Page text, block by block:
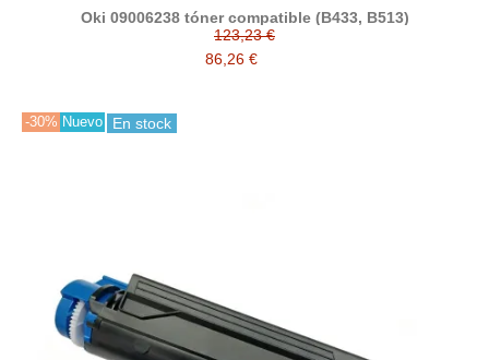
Oki 09006238 tóner compatible (B433, B513)
123,23 €
86,26 €
-30% Nuevo En stock